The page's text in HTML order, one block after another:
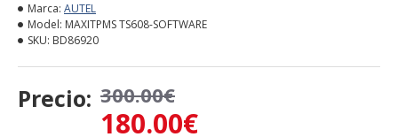
Precio:
180.00€
300.00€
Marca: AUTEL
Model: MAXITPMS TS608-SOFTWARE
SKU: BD86920